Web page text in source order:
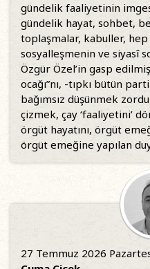
gündelik faaliyetinin
gündelik hayat, sohbet,
toplaşmalar, kabuller, hep
sosyalleşmenin ve siyasî
Özgür Özel’in gasp
ocağı”nı, -tıpkı bütün
bağımsız düşünmek
çizmek, çay ‘faaliyetini’
örgüt hayatını, örgüt
örgüt emeğine yapılan
27 Temmuz 2026